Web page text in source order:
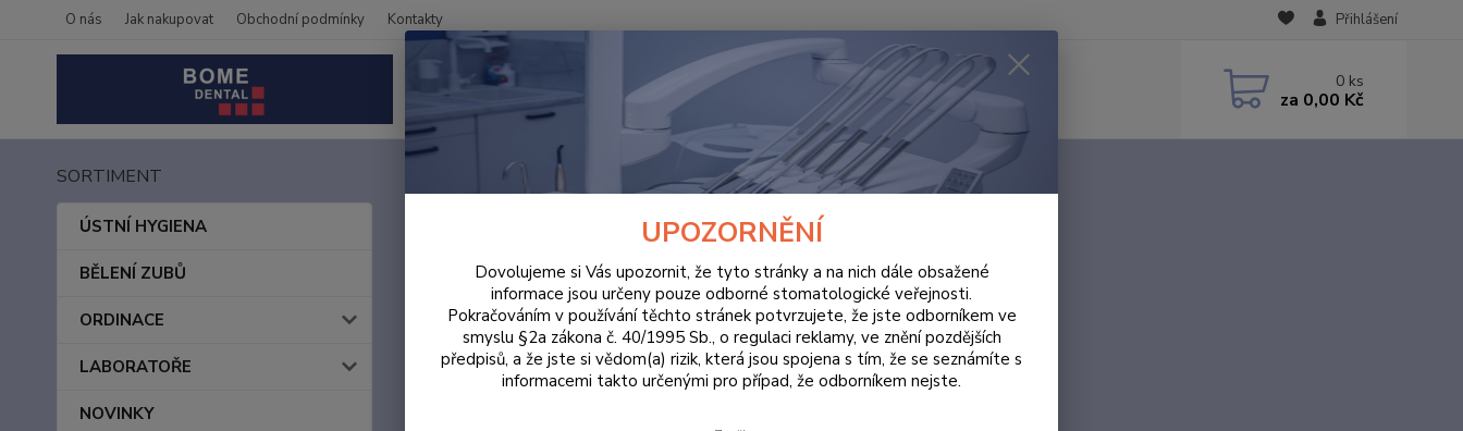
O nás Jak nakupovat Obchodní podmínky Kontakty Přihlášení
0 ks
za 0,00 Kč
SORTIMENT
ÚSTNÍ HYGIENA
BĚLENÍ ZUBŮ
ORDINACE
LABORATOŘE
NOVINKY
DOKUMENTY KE STAŽENÍ
DOKUMENTY KE STAŽENÍ
NÁVOD K POUŽITÍ
V této kategorii nebylo nalezeno žádné zboží.
UPOZORNĚNÍ
Dovolujeme si Vás upozornit, že tyto stránky a na nich dále obsažené
informace jsou určeny pouze odborné stomatologické veřejnosti.
Pokračováním v používání těchto stránek potvrzujete, že jste odborníkem ve
smyslu §2a zákona č. 40/1995 Sb., o regulaci reklamy, ve znění pozdějších
předpisů, a že jste si vědom(a) rizik, která jsou spojena s tím, že se seznámíte s
informacemi takto určenými pro případ, že odborníkem nejste.